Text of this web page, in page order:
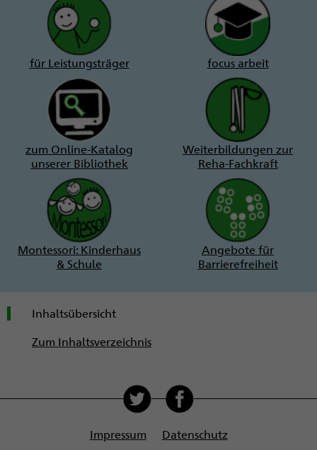
für Leistungsträger focus arbeit
zum Online-Katalog
unserer Bibliothek
Weiterbildungen zur
Reha-Fachkraft
Montessori: Kinderhaus
& Schule
Angebote für
Barrierefreiheit
Inhaltsübersicht
Zum Inhaltsverzeichnis
Impressum Datenschutz